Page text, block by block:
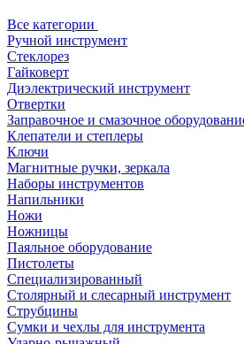
Все категории
Ручной инструмент
Стеклорез
Гайковерт
Диэлектрический инструмент
Отвертки
Заправочное и смазочное
Клепатели и степлеры
Ключи
Магнитные ручки, зеркала
Наборы инструментов
Напильники
Ножи
Ножницы
Паяльное оборудование
Пистолеты
Специализированный
Столярный и слесарный инструмент
Струбцины
Сумки и чехлы для инструмента